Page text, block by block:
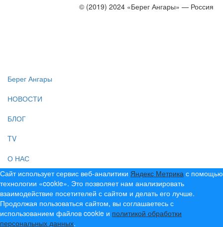
© (2019) 2024 «Берег Ангары» — Россия
Берег Ангары
НОВОСТИ
БЛОГ
TV
О НАС
Сайт использует сервис веб-аналитики Яндекс Метрика с помощью
технологии «cookie». Это позволяет нам анализировать
взаимодействие посетителей с сайтом и делать его лучше.
Продолжая пользоваться сайтом, вы соглашаетесь с
использованием файлов cookie и политикой обработки
персональных данных.